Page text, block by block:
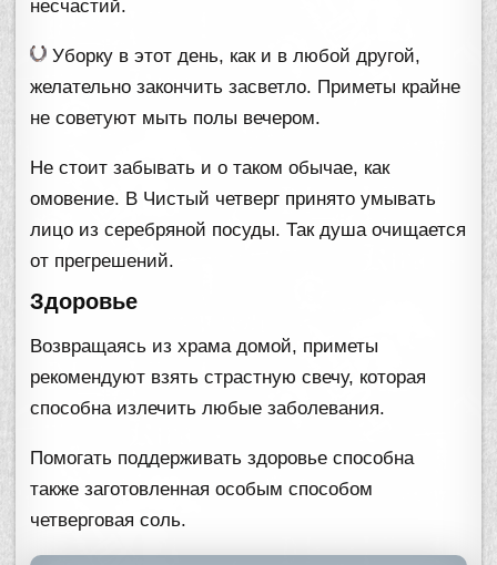
несчастий.
Уборку в этот день, как и в любой другой,
желательно закончить засветло. Приметы крайне
не советуют мыть полы вечером.
Не стоит забывать и о таком обычае, как
омовение. В Чистый четверг принято умывать
лицо из серебряной посуды. Так душа очищается
от прегрешений.
Здоровье
Возвращаясь из храма домой, приметы
рекомендуют взять страстную свечу, которая
способна излечить любые заболевания.
Помогать поддерживать здоровье способна
также заготовленная особым способом
четверговая соль.